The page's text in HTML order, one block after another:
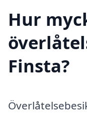
Hur
Finsta?